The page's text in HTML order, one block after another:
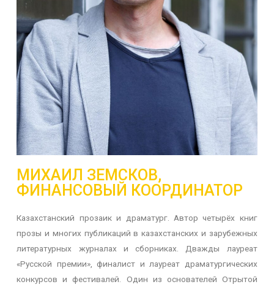
МИХАИЛ ЗЕМСКОВ,
ФИНАНСОВЫЙ КООРДИНАТОР
Казахстанский прозаик и драматург. Автор четырёх книг
прозы и многих публикаций в казахстанских и зарубежных
литературных журналах и сборниках. Дважды лауреат
«Русской премии», финалист и лауреат драматургических
конкурсов и фестивалей. Один из основателей Отрытой